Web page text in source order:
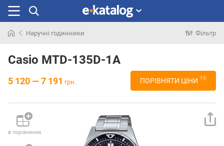
раніше
Наручні годинники Фільтр
Casio MTD-135D-1A
5 120 — 7 191 грн. ПОРІВНЯТИ ЦІНИ 16
в порівняння